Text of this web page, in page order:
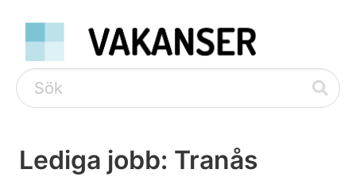
Lediga jobb: Tranås